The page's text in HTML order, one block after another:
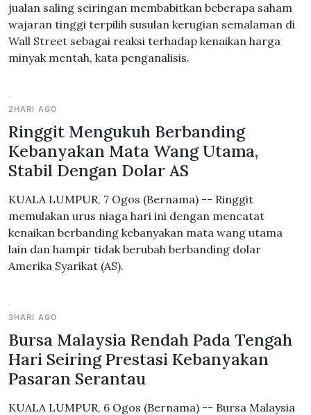
jualan saling seiringan membabitkan beberapa saham
wajaran tinggi terpilih susulan kerugian semalaman di
Wall Street sebagai reaksi terhadap kenaikan harga
minyak mentah, kata penganalisis.
2HARI AGO
Ringgit Mengukuh Berbanding
Kebanyakan Mata Wang Utama,
Stabil Dengan Dolar AS
KUALA LUMPUR, 7 Ogos (Bernama) -- Ringgit
memulakan urus niaga hari ini dengan mencatat
kenaikan berbanding kebanyakan mata wang utama
lain dan hampir tidak berubah berbanding dolar
Amerika Syarikat (AS).
3HARI AGO
Bursa Malaysia Rendah Pada Tengah
Hari Seiring Prestasi Kebanyakan
Pasaran Serantau
KUALA LUMPUR, 6 Ogos (Bernama) -- Bursa Malaysia